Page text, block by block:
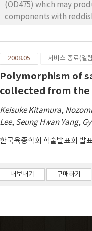
을 조사한 결과, XO활성에
38.09∼41.70% 범위로 억제
(OD475) which may
components with
partial purified xanthine
the gout, and alcoholic
methodology (RSM). All
(0.69) and the XOI
the fermented Smilax
the a*, b* and OD475
which was the most
2.19% concentration, a
1.7% concentration, an
2008.05 서비스 종료(열
Polymorphism of
collected from the
Keisuke Kitamura,
Lee, Seung Hwan Yang,
한국육종학회 학술발표회 발
내보내기 구매하기